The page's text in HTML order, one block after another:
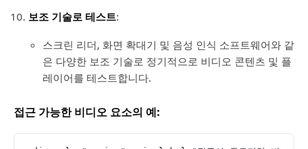
보조 기술로 테스트:
스크린 리더, 화면 확대기 및 음성 인식 소프트웨어와 같
은 다양한 보조 기술로 정기적으로 비디오 콘텐츠 및 플
레이어를 테스트합니다.
접근 가능한 비디오 요소의 예: